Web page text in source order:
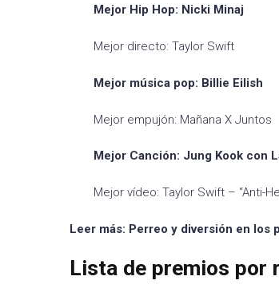
Mejor Hip Hop: Nicki Minaj
Mejor directo: Taylor Swift
Mejor música pop: Billie Eilish
Mejor empujón: Mañana X Juntos
Mejor Canción: Jung Kook con
Mejor vídeo: Taylor Swift – “Anti-
Leer más: Perreo y diversión en los
Lista de premios por